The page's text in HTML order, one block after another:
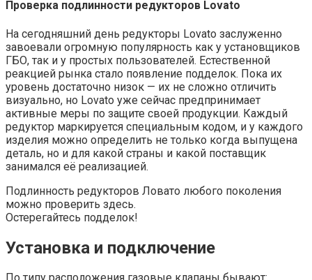
Проверка подлинности редукторов Lovato
На сегодняшний день редукторы Lovato заслуженно
завоевали огромную популярность как у установщиков
ГБО, так и у простых пользователей. Естественной
реакцией рынка стало появление подделок. Пока их
уровень достаточно низок — их не сложно отличить
визуально, но Lovato уже сейчас предпринимает
активные меры по защите своей продукции. Каждый
редуктор маркируется специальным кодом, и у каждого
изделия можно определить не только когда выпущена
деталь, но и для какой страны и какой поставщик
занимался её реализацией.
Подлинность редукторов Ловато любого поколения
можно проверить здесь.
Остерегайтесь подделок!
Установка и подключение